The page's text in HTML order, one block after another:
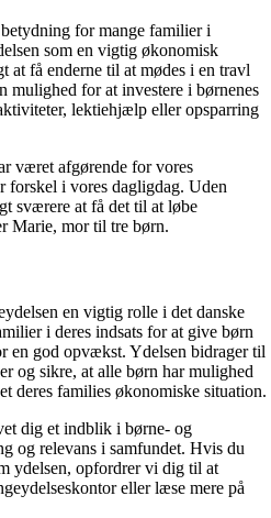
for mange familier i
som en vigtig økonomisk
at få enderne til at mødes i en travl
mulighed for at investere i børnenes
lektiehjælp eller opsparring
været afgørende for vores
forskel i vores dagligdag. Uden
sværere at få det til at løbe
Marie, mor til tre børn.
en vigtig rolle i det danske
i deres indsats for at give børn
en god opvækst. Ydelsen bidrager til
og sikre, at alle børn har mulighed
deres families økonomiske situation.
dig et indblik i børne- og
og relevans i samfundet. Hvis du
ydelsen, opfordrer vi dig til at
eller læse mere på